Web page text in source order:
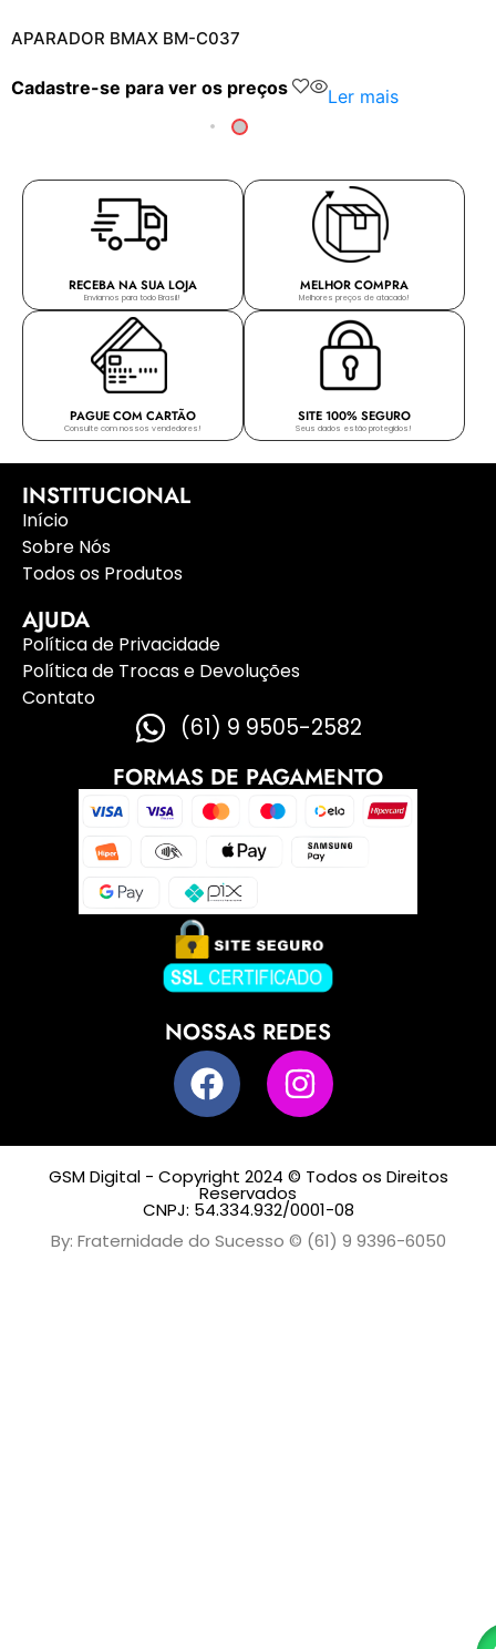
APARADOR BMAX BM-C037
Cadastre-se para ver os preços Ler mais
RECEBA NA SUA LOJA
Enviamos para todo Brasil!
MELHOR COMPRA
Melhores preços de atacado!
PAGUE COM CARTÃO
Consulte com nossos vendedores!
SITE 100% SEGURO
Seus dados estão protegidos!
INSTITUCIONAL
Início
Sobre Nós
Todos os Produtos
AJUDA
Política de Privacidade
Política de Trocas e Devoluções
Contato
(61) 9 9505-2582
FORMAS DE PAGAMENTO
NOSSAS REDES
GSM Digital - Copyright 2024 © Todos os Direitos
Reservados
CNPJ: 54.334.932/0001-08
By: Fraternidade do Sucesso © (61) 9 9396-6050